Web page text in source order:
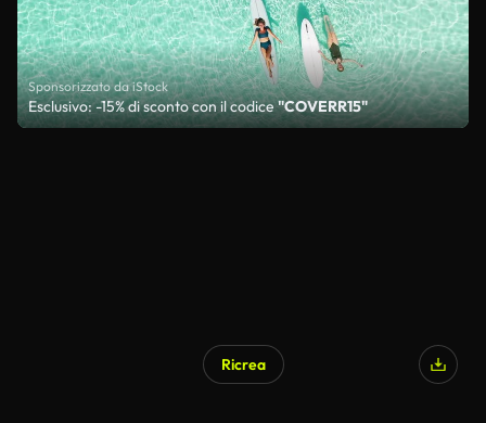
Sponsorizzato da iStock
Esclusivo: -15% di sconto con il codice"COVERR15"
Ricrea